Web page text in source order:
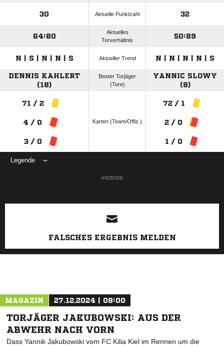
30 Aktuelle Punktzahl 32
64:80
Aktuelles
Torverhältnis
50:89
N | S | N | N | S Aktueller Trend N | N | N | N | S
DENNIS KAHLERT
(18)
Bester Torjäger
(Tore)
YANNIC SLOWY
(8)
71 / 2
4 / 0
3 / 0
Karten (Team/Offiz.)
72 / 1
2 / 0
1 / 0
Legende
ANZEIGE
FALSCHES ERGEBNIS MELDEN
MAGAZIN 27.12.2024 | 08:00
TORJÄGER JAKUBOWSKI: AUS DER
ABWEHR NACH VORN
Dass Yannik Jakubowski vom FC Kilia Kiel im Rennen um die